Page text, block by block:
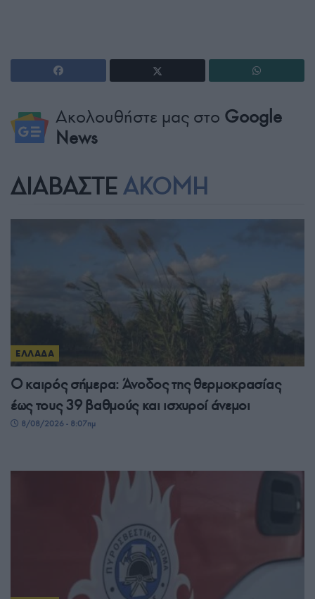
Ακολουθήστε μας στο Google
News
ΔΙΑΒΑΣΤΕ ΑΚΟΜΗ
ΕΛΛΑΔΑ
Ο καιρός σήμερα: Άνοδος της θερμοκρασίας
έως τους 39 βαθμούς και ισχυροί άνεμοι
8/08/2026 - 8:07πμ